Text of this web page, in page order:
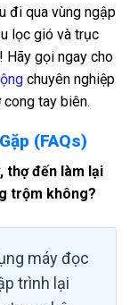
đi qua vùng ngập
lọc gió và trục
Hãy gọi ngay cho
chuyên nghiệp
tay biên.
(FAQs)
thợ đến làm lại
trộm không?
máy đọc
trình lại